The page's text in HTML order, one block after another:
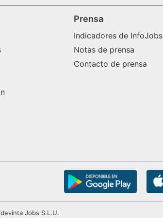
Prensa
Indicadores de InfoJobs
Notas de prensa
Contacto de prensa
Jobs S.L.U.